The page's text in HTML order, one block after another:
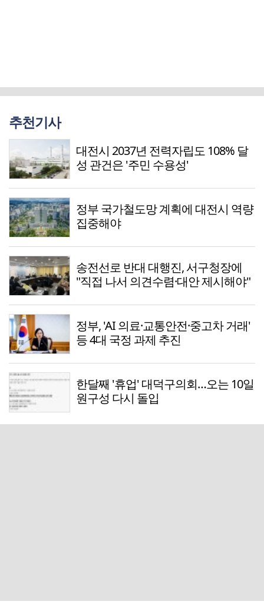
추천기사
대전시 2037년 전력자립도 108% 달
성 관건은 '주민 수용성'
정부 국가철도망 계획에 대전시 역량
집중해야
송전선로 반대 대행진, 서구청장에
"직접 나서 의견수렴·대안 제시해야"
정부, 'AI 의료·교통안전·중고차 거래'
등 4대 국정 과제 추진
한달째 '휴업' 대덕구의회…오는 10일
원구성 다시 돌입